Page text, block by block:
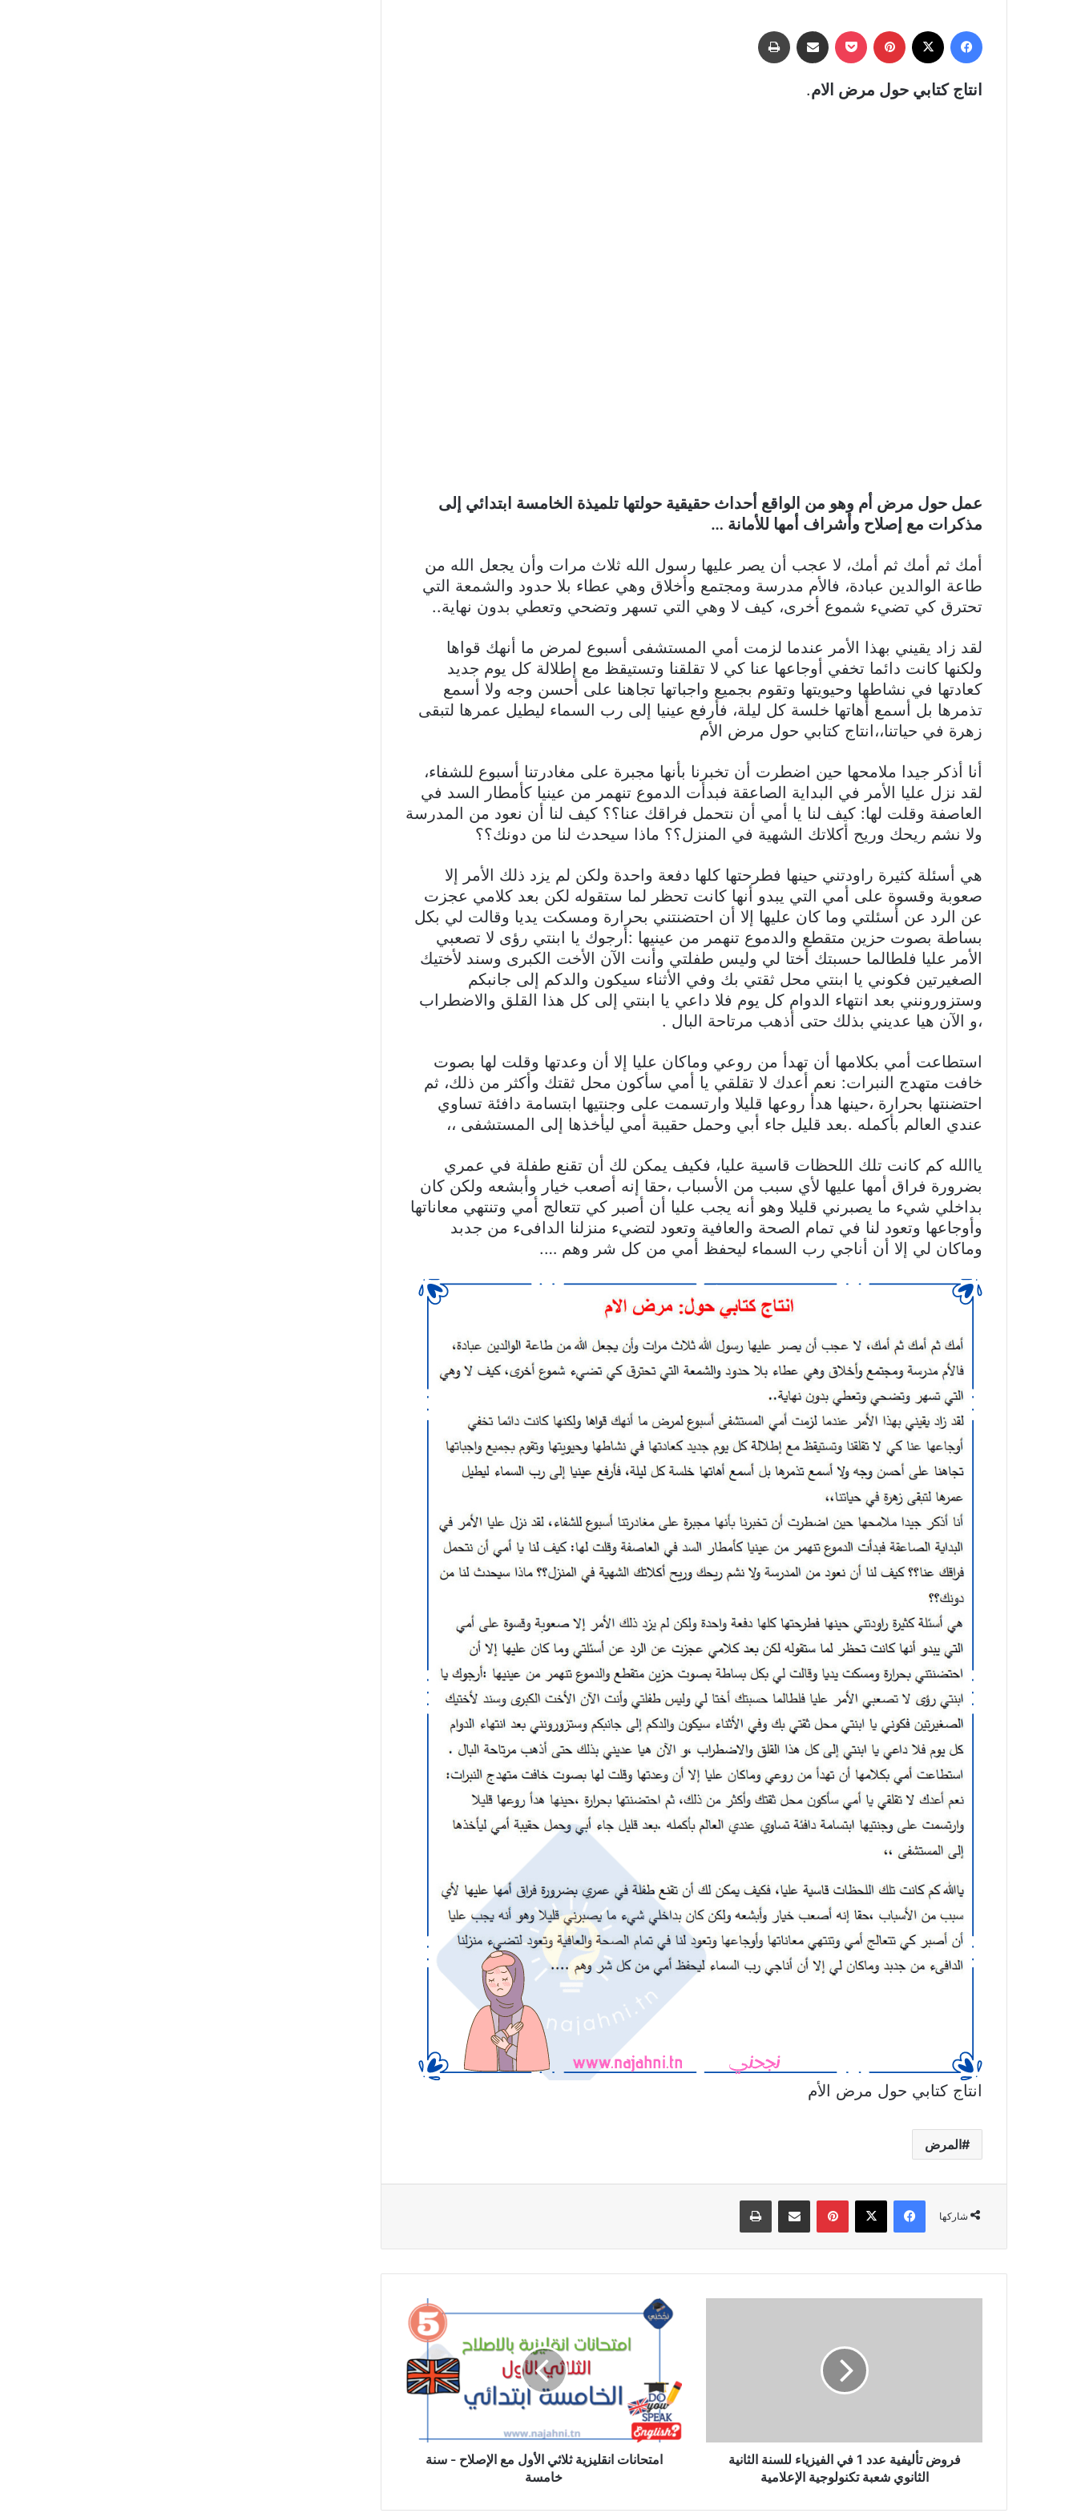
فيسبوك بينتيريست ‫Pocket مشاركة عبر البريد
انتاج كتابي حول مرض الام.
عمل حول مرض أم وهو من الواقع أحداث حقيقية حولتها تلميذة الخامسة ابتدائي إلى
مذكرات مع إصلاح وأشراف أمها للأمانة …
أمك ثم أمك ثم أمك، لا عجب أن يصر عليها رسول الله ثلاث مرات وأن يجعل الله من
طاعة الوالدين عبادة، فالأم مدرسة ومجتمع وأخلاق وهي عطاء بلا حدود والشمعة التي
تحترق كي تضيء شموع أخرى، كيف لا وهي التي تسهر وتضحي وتعطي بدون نهاية..
لقد زاد يقيني بهذا الأمر عندما لزمت أمي المستشفى أسبوع لمرض ما أنهك قواها
ولكنها كانت دائما تخفي أوجاعها عنا كي لا تقلقنا وتستيقظ مع إطلالة كل يوم جديد
كعادتها في نشاطها وحيويتها وتقوم بجميع واجباتها تجاهنا على أحسن وجه ولا أسمع
تذمرها بل أسمع أهاتها خلسة كل ليلة، فأرفع عينيا إلى رب السماء ليطيل عمرها لتبقى
زهرة في حياتنا،،انتاج كتابي حول مرض الأم
أنا أذكر جيدا ملامحها حين اضطرت أن تخبرنا بأنها مجبرة على مغادرتنا أسبوع للشفاء،
لقد نزل عليا الأمر في البداية الصاعقة فبدأت الدموع تنهمر من عينيا كأمطار السد في
العاصفة وقلت لها: كيف لنا يا أمي أن نتحمل فراقك عنا؟؟ كيف لنا أن نعود من المدرسة
ولا نشم ريحك وريح أكلاتك الشهية في المنزل؟؟ ماذا سيحدث لنا من دونك؟؟
هي أسئلة كثيرة راودتني حينها فطرحتها كلها دفعة واحدة ولكن لم يزد ذلك الأمر إلا
صعوبة وقسوة على أمي التي يبدو أنها كانت تحظر لما ستقوله لكن بعد كلامي عجزت
عن الرد عن أسئلتي وما كان عليها إلا أن احتضنتني بحرارة ومسكت يديا وقالت لي بكل
بساطة بصوت حزين متقطع والدموع تنهمر من عينيها :أرجوك يا ابنتي رؤى لا تصعبي
الأمر عليا فلطالما حسبتك أختا لي وليس طفلتي وأنت الآن الأخت الكبرى وسند لأختيك
الصغيرتين فكوني يا ابنتي محل ثقتي بك وفي الأثناء سيكون والدكم إلى جانبكم
وستزورونني بعد انتهاء الدوام كل يوم فلا داعي يا ابنتي إلى كل هذا القلق والاضطراب
،و الآن هيا عديني بذلك حتى أذهب مرتاحة البال .
استطاعت أمي بكلامها أن تهدأ من روعي وماكان عليا إلا أن وعدتها وقلت لها بصوت
خافت متهدج النبرات: نعم أعدك لا تقلقي يا أمي سأكون محل ثقتك وأكثر من ذلك، ثم
احتضنتها بحرارة ،حينها هدأ روعها قليلا وارتسمت على وجنتيها ابتسامة دافئة تساوي
عندي العالم بأكمله .بعد قليل جاء أبي وحمل حقيبة أمي ليأخذها إلى المستشفى ،،
ياالله كم كانت تلك اللحظات قاسية عليا، فكيف يمكن لك أن تقنع طفلة في عمري
بضرورة فراق أمها عليها لأي سبب من الأسباب ،حقا إنه أصعب خيار وأبشعه ولكن كان
بداخلي شيء ما يصبرني قليلا وهو أنه يجب عليا أن أصبر كي تتعالج أمي وتنتهي معاناتها
وأوجاعها وتعود لنا في تمام الصحة والعافية وتعود لتضيء منزلنا الدافىء من جدبد
وماكان لي إلا أن أناجي رب السماء ليحفظ أمي من كل شر وهم ….
انتاج كتابي حول مرض الأم
المرض
شاركها
فيسبوك ‫X بينتيريستمشاركة عبر البريد طباعة
الثانوي
فروض تأليفية عدد 1 في الفيزياء للسنة الثانية
الثانوي شعبة تكنولوجية الإعلامية
امتحانات
انقليزية
الإصلاح
سنة
خامسة
امتحانات انقليزية ثلاثي الأول مع الإصلاح - سنة
خامسة